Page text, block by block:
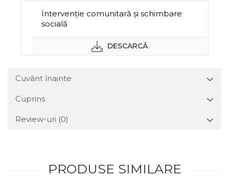
Intervenţie comunitară şi schimbare
socială
DESCARCĂ
Cuvânt înainte
Cuprins
Review-uri (0)
PRODUSE SIMILARE